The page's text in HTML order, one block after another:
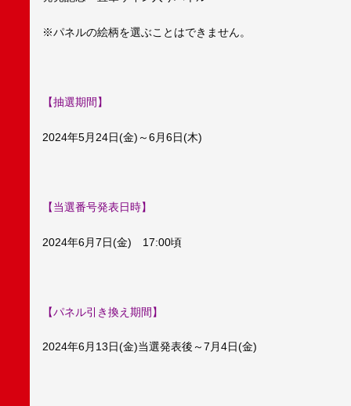
※パネルの絵柄を選ぶことはできません。
【抽選期間】
2024年5月24日(金)～6月6日(木)
【当選番号発表日時】
2024年6月7日(金) 17:00頃
【パネル引き換え期間】
2024年6月13日(金)当選発表後～7月4日(金)